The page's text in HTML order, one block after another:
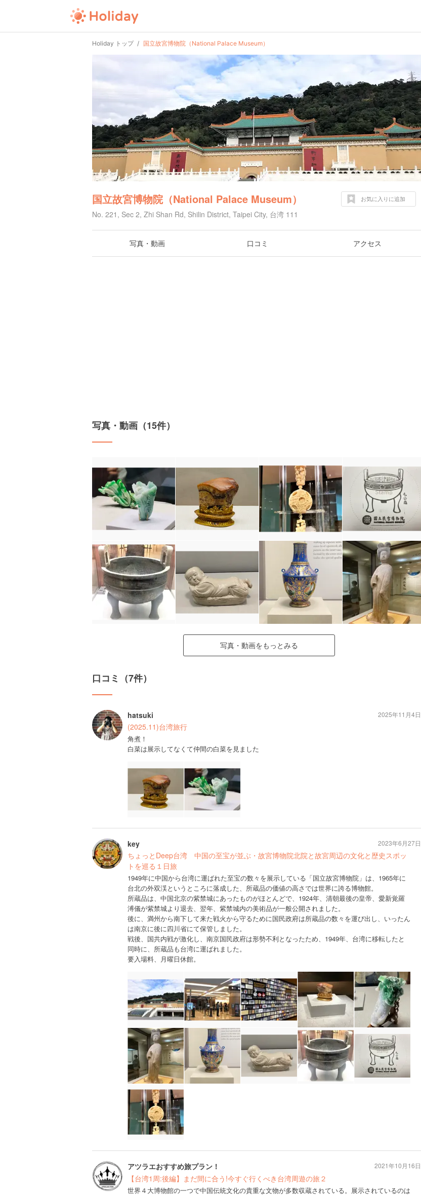
Holiday トップ 国立故宮博物院（National Palace Museum）
国立故宮博物院（National Palace Museum）
No. 221, Sec 2, Zhi Shan Rd, Shilin District, Taipei City, 台湾 111
お気に入りに追加
写真・動画 口コミ アクセス
写真・動画（15件）
写真・動画をもっとみる
口コミ（7件）
hatsuki
(2025.11)台湾旅行
角煮！
白菜は展示してなくて仲間の白菜を見ました
2025年11月4日
key
ちょっとDeep台湾 中国の至宝が並ぶ・故宮博物院北院と故宮周辺の文化と歴史スポッ
トを巡る１日旅
1949年に中国から台湾に運ばれた至宝の数々を展示している「国立故宮博物院」は、1965年に
台北の外双渓というところに落成した、所蔵品の価値の高さでは世界に誇る博物館。
所蔵品は、中国北京の紫禁城にあったものがほとんどで、1924年、清朝最後の皇帝、愛新覚羅
溥儀が紫禁城より退去、翌年、紫禁城内の美術品が一般公開されました。
後に、満州から南下して来た戦火から守るために国民政府は所蔵品の数々を運び出し、いったん
は南京に後に四川省にて保管しました。
戦後、国共内戦が激化し、南京国民政府は形勢不利となったため、1949年、台湾に移転したと
同時に、所蔵品も台湾に運ばれました。
要入場料、月曜日休館。
2023年6月27日
アツラエおすすめ旅プラン！
【台湾1周:後編】まだ間に合う!今すぐ行くべき台湾周遊の旅２
世界４大博物館の一つで中国伝統文化の貴重な文物が多数収蔵されている。展示されているのは
2021年10月16日